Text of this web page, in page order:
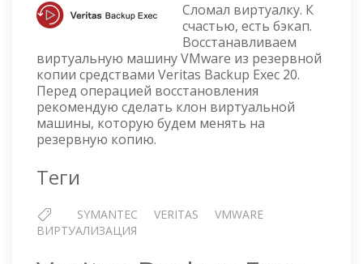
EXEC
20
—
ВОССТАНАВЛИВАЕМ
ВИРТУАЛЬНУЮ
МАШИНУ
VMWARE
Сломал виртуалку. К
счастью, есть бэкап.
Восстанавливаем
виртуальную машину VMware из резервной
копии средствами Veritas Backup Exec 20.
Перед операцией восстановления
рекомендую сделать клон виртуальной
машины, которую будем менять на
резервную копию.
Теги
SYMANTEC VERITAS
VMWARE
ВИРТУАЛИЗАЦИЯ